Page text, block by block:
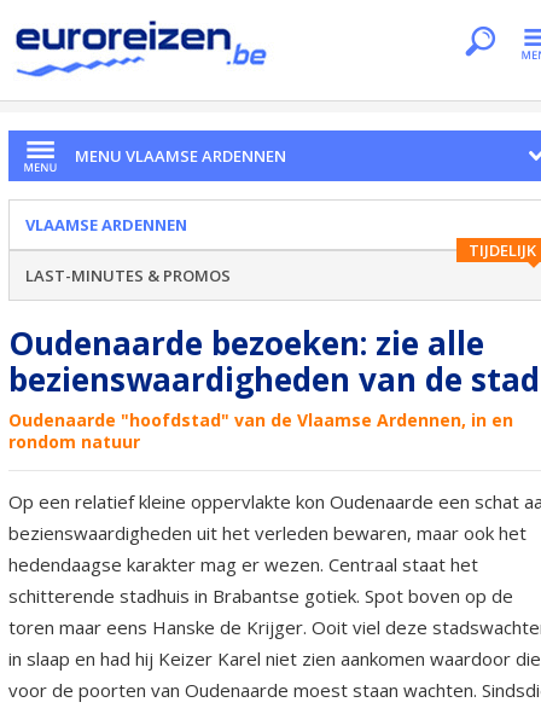
MENU VLAAMSE ARDENNEN
VLAAMSE ARDENNEN
TIJDELIJK
LAST-MINUTES & PROMOS
Oudenaarde bezoeken: zie alle
bezienswaardigheden van de stad
Oudenaarde "hoofdstad" van de Vlaamse Ardennen, in en
rondom natuur
Op een relatief kleine oppervlakte kon Oudenaarde een schat
bezienswaardigheden uit het verleden bewaren, maar ook het
hedendaagse karakter mag er wezen. Centraal staat het
schitterende stadhuis in Brabantse gotiek. Spot boven op de
toren maar eens Hanske de Krijger. Ooit viel deze
in slaap en had hij Keizer Karel niet zien aankomen waardoor die
voor de poorten van Oudenaarde moest staan wachten.